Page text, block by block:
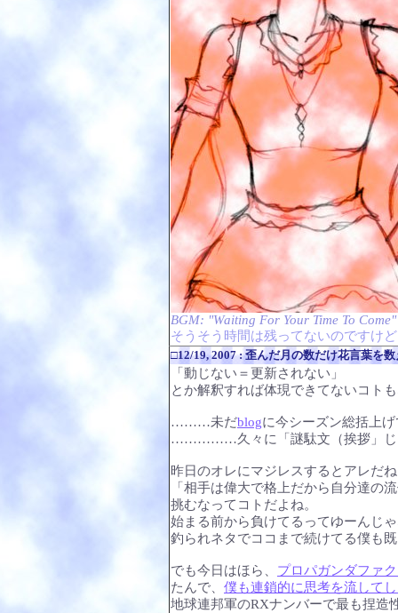
BGM: "Waiting For Your Time To
そうそう時間は残ってないのですけ
□12/19, 2007 : 歪んだ月の数だけ花言葉を数
「動じない＝更新されない」
とか解釈すれば体現できてないコト
………未だblogに今シーズン総括上
……………久々に「謎駄文（挨拶」じ
昨日のオレにマジレスするとアレだ
「相手は偉大で格上だから自分達の
挑むなってコトだよね。
始まる前から負けてるってゆーんじ
釣られネタでココまで続けてる僕も
でも今日はほら、 プロパガンダファ
たんで、 僕も連鎖的に思考を流して
地球連邦軍のRXナンバーで最も捏造